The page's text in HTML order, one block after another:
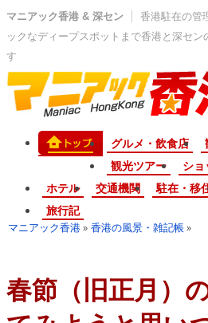
マニアック香港 & 深セン
香港駐在の管
ックなディープスポットまで香港と深セ
す
グルメ・飲食店
観光ツアー
ショ
ホテル
交通機関 駐在・移
旅行記
マニアック香港 » 香港の風景・雑記帳 »
春節（旧正月）